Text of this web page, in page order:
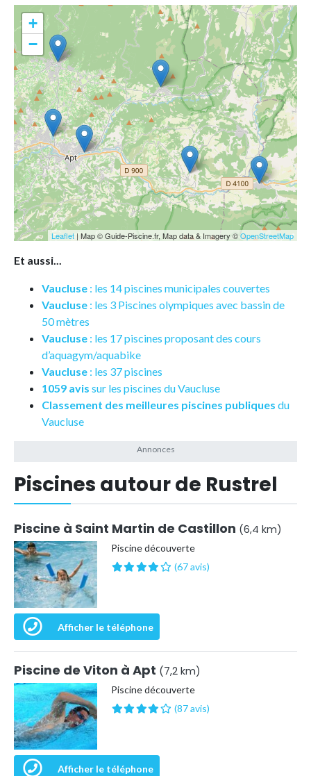
+
−
Leaflet | Map © Guide-Piscine.fr, Map data & Imagery ©OpenStreetMap
Et aussi...
Vaucluse : les 14 piscines municipales couvertes
Vaucluse : les 3 Piscines olympiques avec bassin de
50 mètres
Vaucluse : les 17 piscines proposant des cours
d’aquagym/aquabike
Vaucluse : les 37 piscines
1059 avis sur les piscines du Vaucluse
Classement des meilleures piscines publiques du
Vaucluse
Piscines autour de Rustrel
Piscine à Saint Martin de Castillon (6,4 km)
Piscine découverte
(67 avis)
Afficher le téléphone
Piscine de Viton à Apt (7,2 km)
Piscine découverte
(87 avis)
Afficher le téléphone